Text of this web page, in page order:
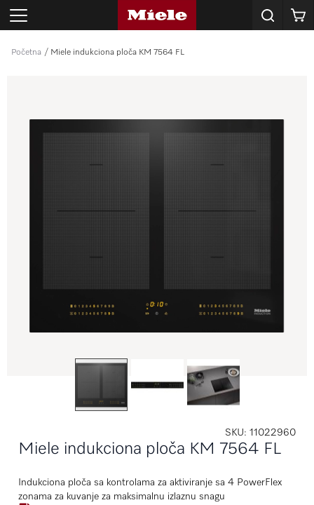
Korpa
Početna Miele indukciona ploča KM 7564 FL
SKU 11022960
Miele indukciona ploča KM 7564 FL
Indukciona ploča sa kontrolama za aktiviranje sa 4 PowerFlex
zonama za kuvanje za maksimalnu izlaznu snagu